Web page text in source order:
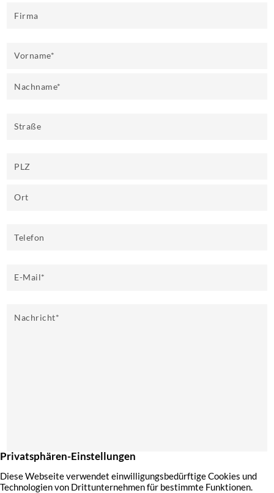
Firma
Vorname*
Nachname*
Straße
PLZ
Ort
Telefon
E-Mail*
Nachricht*